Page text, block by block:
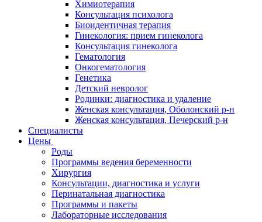
Химиотерапия
Консультация психолога
Биоидентичная терапия
Гинекология: прием гинеколога
Консультация гинеколога
Гематология
Онкогематология
Генетика
Детский невролог
Родинки: диагностика и удаление
Женская консультация, Оболонский р-н
Женская консультация, Печерский р-н
Специалисты
Цены
Роды
Программы ведения беременности
Хирургия
Консультации, диагностика и услуги
Перинатальная диагностика
Программы и пакеты
Лабораторные исследования